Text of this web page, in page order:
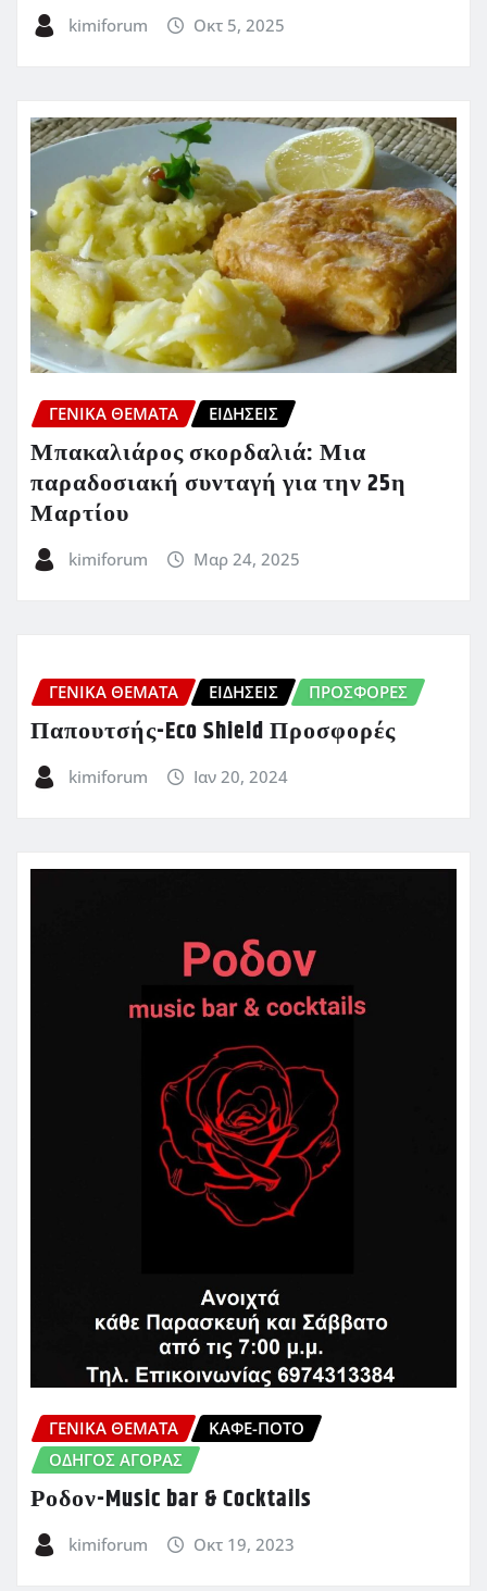
kimiforum Οκτ 5, 2025
ΓΕΝΙΚΑ ΘΕΜΑΤΑ ΕΙΔΗΣΕΙΣ
Μπακαλιάρος σκορδαλιά: Μια
παραδοσιακή συνταγή για την 25η
Μαρτίου
kimiforum Μαρ 24, 2025
ΓΕΝΙΚΑ ΘΕΜΑΤΑ ΕΙΔΗΣΕΙΣ ΠΡΟΣΦΟΡΈΣ
Παπουτσής-Eco Shield Προσφορές
kimiforum Ιαν 20, 2024
ΓΕΝΙΚΑ ΘΕΜΑΤΑ
ΚΑΦΈ-ΠΟΤΌ
ΟΔΗΓΌΣ ΑΓΟΡΆΣ
Ροδον-Music bar & Cocktails
kimiforum Οκτ 19, 2023